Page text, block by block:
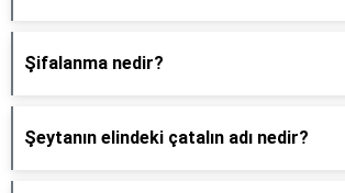
Şifalanma nedir?
Şeytanın elindeki çatalın adı nedir?